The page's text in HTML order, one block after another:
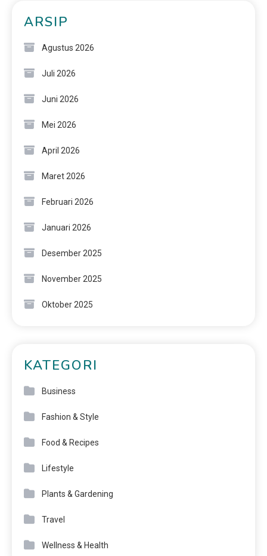
ARSIP
Agustus 2026
Juli 2026
Juni 2026
Mei 2026
April 2026
Maret 2026
Februari 2026
Januari 2026
Desember 2025
November 2025
Oktober 2025
KATEGORI
Business
Fashion & Style
Food & Recipes
Lifestyle
Plants & Gardening
Travel
Wellness & Health